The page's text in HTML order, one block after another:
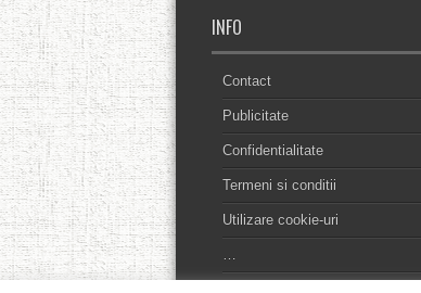
INFO
Contact
Publicitate
Confidentialitate
Termeni si conditii
Utilizare cookie-uri
…